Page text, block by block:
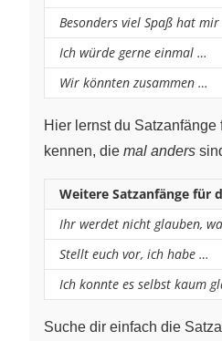
Besonders viel Spaß hat
Ich würde gerne einmal …
Wir könnten zusammen …
Hier lernst du
kennen, die mal anders
Weitere Satzanfänge für
Ihr werdet nicht glauben,
Stellt euch vor, ich habe …
Ich konnte es selbst kaum
Suche dir einfach die